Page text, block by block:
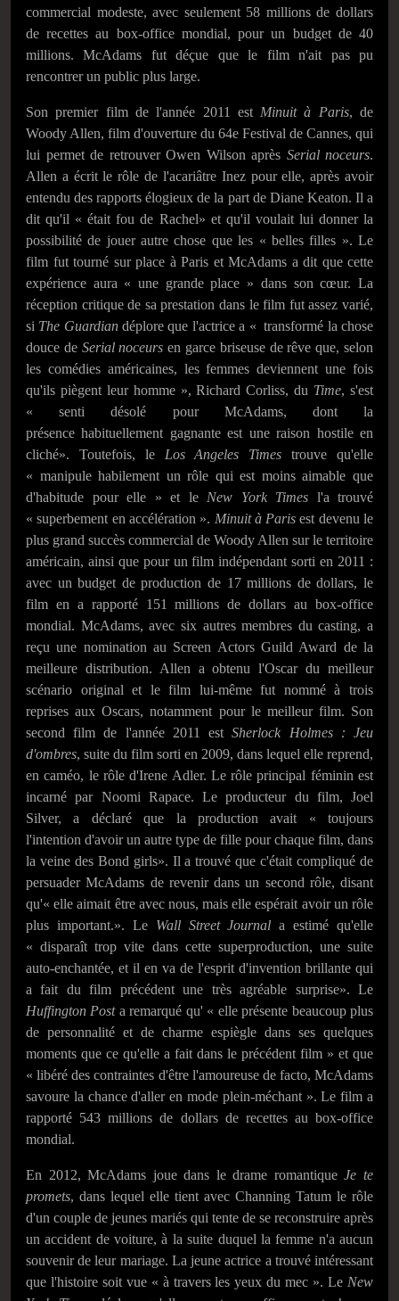
commercial modeste, avec seulement 58 millions de dollars
de recettes au box-office mondial, pour un budget de 40
millions. McAdams fut déçue que le film n'ait pas pu
rencontrer un public plus large.
Son premier film de l'année 2011 est Minuit à Paris, de
Woody Allen, film d'ouverture du 64e Festival de Cannes, qui
lui permet de retrouver Owen Wilson après Serial noceurs.
Allen a écrit le rôle de l'acariâtre Inez pour elle, après avoir
entendu des rapports élogieux de la part de Diane Keaton. Il a
dit qu'il « était fou de Rachel» et qu'il voulait lui donner la
possibilité de jouer autre chose que les « belles filles ». Le
film fut tourné sur place à Paris et McAdams a dit que cette
expérience aura « une grande place » dans son cœur. La
réception critique de sa prestation dans le film fut assez varié,
si The Guardiandéplore que l'actrice a « transformé la chose
douce de Serial noceurs en garce briseuse de rêve que, selon
les comédies américaines, les femmes deviennent une fois
qu'ils piègent leur homme », Richard Corliss, du Time, s'est
« senti désolé pour McAdams, dont la
présence habituellement gagnante est une raison hostile en
cliché». Toutefois, le Los Angeles Times trouve qu'elle
« manipule habilement un rôle qui est moins aimable que
d'habitude pour elle » et le New York Times l'a trouvé
« superbement en accélération ». Minuit à Paris est devenu le
plus grand succès commercial de Woody Allen sur le territoire
américain, ainsi que pour un film indépendant sorti en 2011 :
avec un budget de production de 17 millions de dollars, le
film en a rapporté 151 millions de dollars au box-office
mondial. McAdams, avec six autres membres du casting, a
reçu une nomination au Screen Actors Guild Award de la
meilleure distribution. Allen a obtenu l'Oscar du meilleur
scénario original et le film lui-même fut nommé à trois
reprises aux Oscars, notamment pour le meilleur film. Son
second film de l'année 2011 estSherlock Holmes : Jeu
d'ombres, suite du film sorti en 2009, dans lequel elle reprend,
en caméo, le rôle d'Irene Adler. Le rôle principal féminin est
incarné par Noomi Rapace. Le producteur du film, Joel
Silver, a déclaré que la production avait « toujours
l'intention d'avoir un autre type de fille pour chaque film, dans
la veine des Bond girls». Il a trouvé que c'était compliqué de
persuader McAdams de revenir dans un second rôle, disant
qu'« elle aimait être avec nous, mais elle espérait avoir un rôle
plus important.». Le Wall Street Journal a estimé qu'elle
« disparaît trop vite dans cette superproduction, une suite
auto-enchantée, et il en va de l'esprit d'invention brillante qui
a fait du film précédent une très agréable surprise». Le
Huffington Posta remarqué qu' « elle présente beaucoup plus
de personnalité et de charme espiègle dans ses quelques
moments que ce qu'elle a fait dans le précédent film » et que
« libéré des contraintes d'être l'amoureuse de facto, McAdams
savoure la chance d'aller en mode plein-méchant ». Le film a
rapporté 543 millions de dollars de recettes au box-office
mondial.
En 2012, McAdams joue dans le drame romantiqueJe te
promets, dans lequel elle tient avec Channing Tatum le rôle
d'un couple de jeunes mariés qui tente de se reconstruire après
un accident de voiture, à la suite duquel la femme n'a aucun
souvenir de leur mariage. La jeune actrice a trouvé intéressant
que l'histoire soit vue « à travers les yeux du mec ». Le New